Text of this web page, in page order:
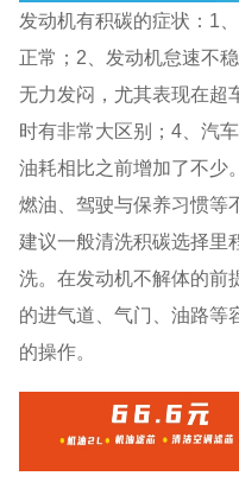
发动机有积碳的症状：1
正常；2、发动机怠速不
无力发闷，尤其表现在超
时有非常大区别；4、汽
油耗相比之前增加了不少
燃油、驾驶与保养习惯等
建议一般清洗积碳选择里
洗。在发动机不解体的前
的进气道、气门、油路等
的操作。